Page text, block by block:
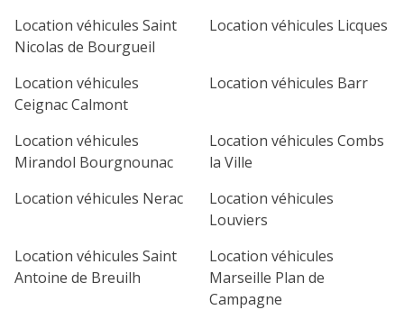
Location véhicules Saint
Nicolas de Bourgueil
Location véhicules Licques
Location véhicules
Ceignac Calmont
Location véhicules Barr
Location véhicules
Mirandol Bourgnounac
Location véhicules Combs
la Ville
Location véhicules Nerac
Location véhicules
Louviers
Location véhicules Saint
Antoine de Breuilh
Location véhicules
Marseille Plan de
Campagne